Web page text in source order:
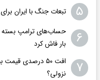
۵ تبعات جنگ با ایران
۶
حساب‌های ترامپ بسته
بار فاش کرد
۷
افت ۵۰ درصدی
نزولی؟